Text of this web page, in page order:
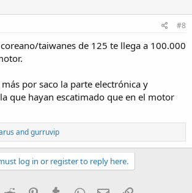
#8
taiwanes de 125 te llega a 100.000
más por saco la parte electrónica y
que hayan escatimado que en el motor
andgurruvip
log in or register to reply here.